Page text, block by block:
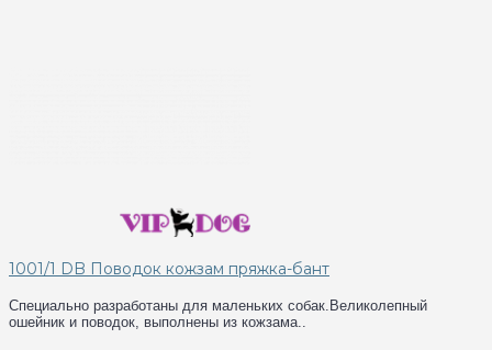
1001/1 DB Поводок кожзам пряжка-бант
Специально разработаны для маленьких собак.Великолепный
ошейник и поводок, выполнены из кожзама..